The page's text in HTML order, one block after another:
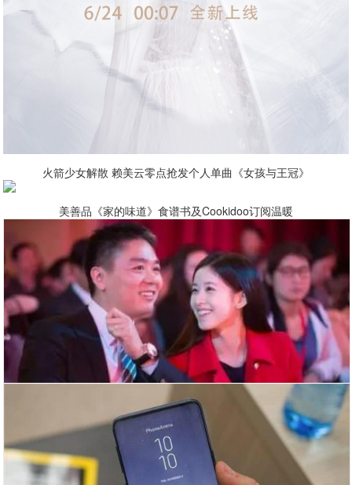
火箭少女解散 赖美云零点抢发个人单曲《女孩与王冠》
美善品《家的味道》食谱书及Cookidoo订阅温暖